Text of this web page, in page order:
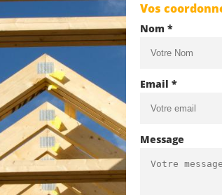
Vos
Nom *
Email *
Message